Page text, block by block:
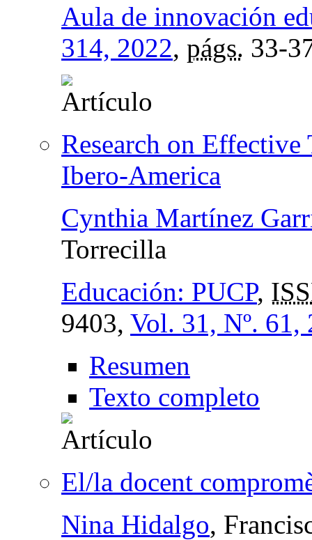
Aula de innovación
314, 2022, págs. 33-
Research on
Ibero-America
Cynthia Martínez
Torrecilla
Educación: PUCP,
9403, Vol. 31, Nº. 61,
Resumen
Texto completo
El/la docent
Nina Hidalgo,